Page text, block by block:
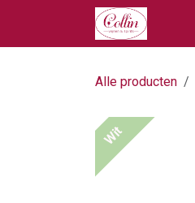
Overslaan naar inhoud
Alle producten
Wit